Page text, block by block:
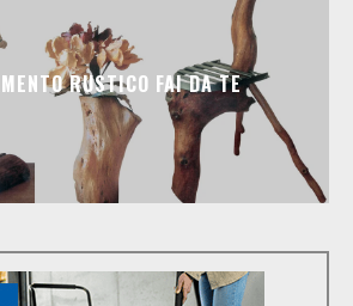
RUSTICO FAI DA TE